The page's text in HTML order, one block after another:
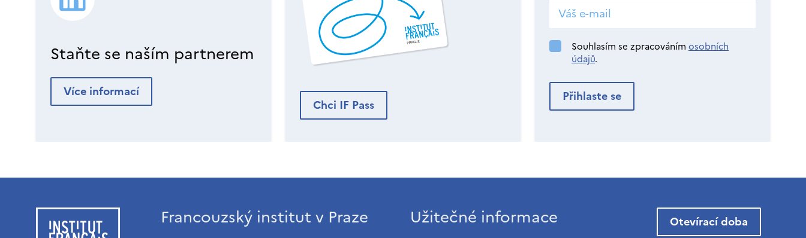
Staňte se naším partnerem
Více informací
Chci IF Pass
Souhlasím se zpracováním osobních
údajů.
Francouzský institut v Praze Užitečné informace Otevírací doba